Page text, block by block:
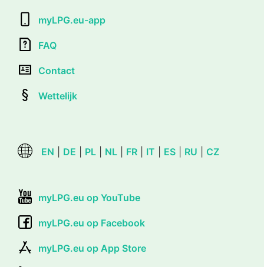
myLPG.eu-app
FAQ
Contact
Wettelijk
EN DE PL NL FR IT ES RU CZ
myLPG.eu op YouTube
myLPG.eu op Facebook
myLPG.eu op App Store